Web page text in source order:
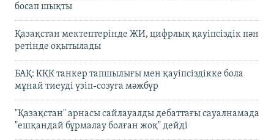
босап шықты
Қазақстан мектептерінде ЖИ, цифрлық қауіпсіздік пән
ретінде оқытылады
БАҚ: КҚК танкер тапшылығы мен қауіпсіздікке бола
мұнай тиеуді үзіп-созуға мәжбүр
"Қазақстан" арнасы сайлауалды дебаттағы сауалнамада
"ешқандай бұрмалау болған жоқ" дейді